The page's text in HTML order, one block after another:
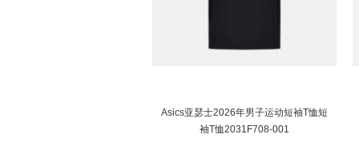
Asics亚瑟士2026年男子运动短袖T恤短
袖T恤2031F708-001